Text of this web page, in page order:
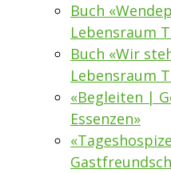
Buch
Lebensraum
Buch «Wir
Lebensraum
«Begleiten |
Essenzen»